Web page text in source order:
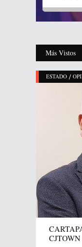
Más Vistos
ESTADO /
CJTOWN